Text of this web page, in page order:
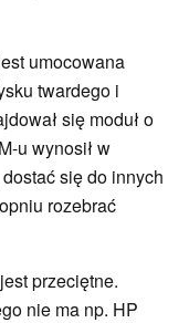
umocowana
twardego i
się moduł o
u wynosił w
się do innych
rozebrać
przeciętne.
nie ma np. HP